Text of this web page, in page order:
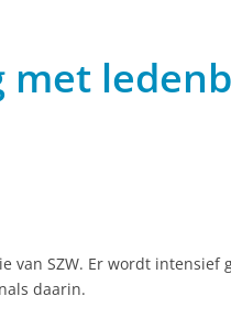
met
SZW. Er wordt intensief
daarin.